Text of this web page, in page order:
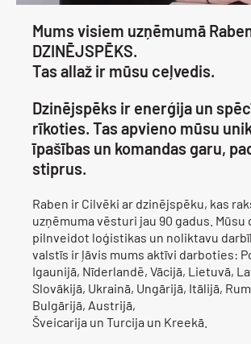
Mums visiem uzņēmumā
DZINĒJSPĒKS.
Tas allaž ir mūsu ceļvedis.
Dzinējspēks ir enerģija un
rīkoties. Tas apvieno mūsu
īpašības un komandas garu,
stiprus.
Raben ir Cilvēki ar dzinējspēku, kas
uzņēmuma vēsturi jau 90 gadus. Mūsu
pilnveidot loģistikas un noliktavu
valstīs ir ļāvis mums aktīvi darboties:
Igaunijā, Nīderlandē, Vācijā, Lietuvā,
Slovākijā, Ukrainā, Ungārijā, Itālijā,
Bulgārijā, Austrijā,
Šveicarija un Turcija un Kreekā.